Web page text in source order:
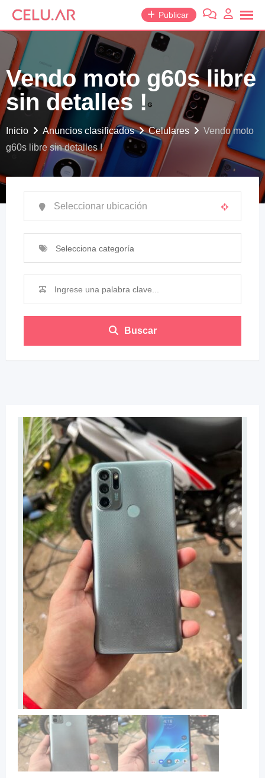
saltar
contenido
Publicar
Vendo moto g60s libre
sin detalles !
Inicio Anuncios clasificados Celulares
Vendo moto
g60s libre sin detalles !
Selecciona categoría
Buscar